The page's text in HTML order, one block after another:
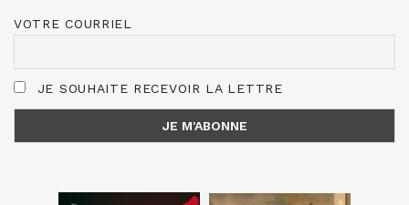
VOTRE COURRIEL
JE SOUHAITE RECEVOIR LA LETTRE